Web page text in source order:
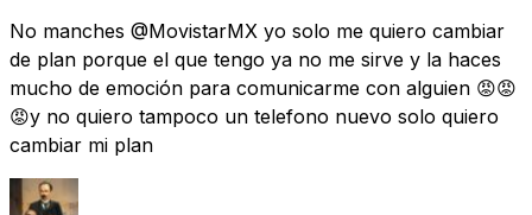
No manches @MovistarMX yo solo me quiero cambiar
de plan porque el que tengo ya no me sirve y la haces
mucho de emoción para comunicarme con alguien 😡😡
😡y no quiero tampoco un telefono nuevo solo quiero
cambiar mi plan